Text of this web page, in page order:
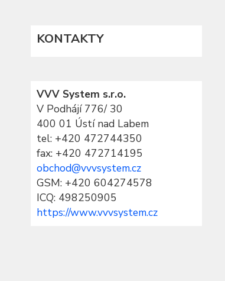
KONTAKTY
VVV System s.r.o.
V Podhájí 776/ 30
400 01 Ústí nad Labem
tel: +420 472744350
fax: +420 472714195
obchod@vvvsystem.cz
GSM: +420 604274578
ICQ: 498250905
https://www.vvvsystem.cz